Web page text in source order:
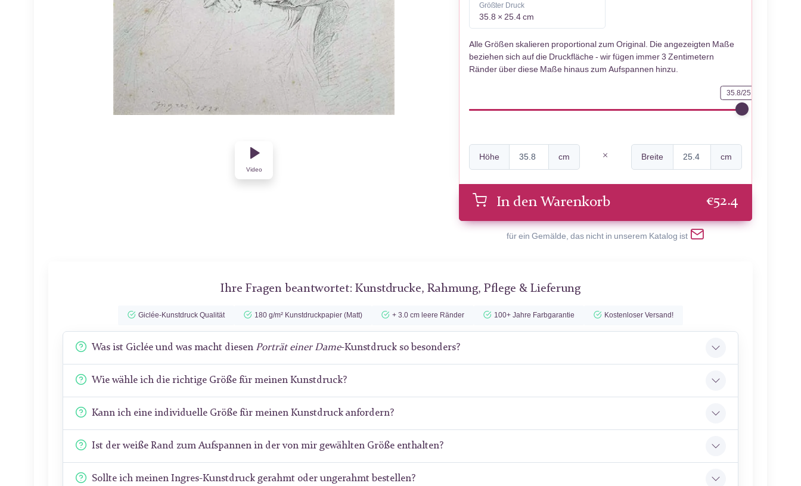
Video
Größter Druck
35.8 × 25.4 cm
Alle Größen skalieren proportional zum Original. Die angezeigten Maße
beziehen sich auf die Druckfläche - wir fügen immer 3 Zentimetern
Ränder über diese Maße hinaus zum Aufspannen hinzu.
35.8/25.4
Höhe cm Breite cm
In den Warenkorb €52.4
für ein Gemälde, das nicht in unserem Katalog ist
Ihre Fragen beantwortet: Kunstdrucke, Rahmung, Pflege & Lieferung
Giclée-Kunstdruck Qualität 180 g/m² Kunstdruckpapier (Matt) + 3.0 cm leere Ränder 100+ Jahre Farbgarantie Kostenloser Versand!
Was ist Giclée und was macht diesen Porträt einer Dame-Kunstdruck so besonders?
Wie wähle ich die richtige Größe für meinen Kunstdruck?
Kann ich eine individuelle Größe für meinen Kunstdruck anfordern?
Ist der weiße Rand zum Aufspannen in der von mir gewählten Größe enthalten?
Sollte ich meinen Ingres-Kunstdruck gerahmt oder ungerahmt bestellen?